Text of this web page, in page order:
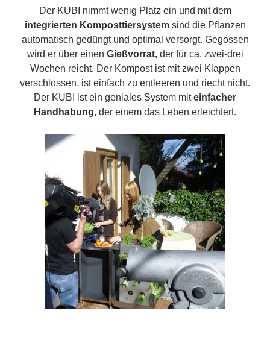
Der KUBI nimmt wenig Platz ein und mit dem
integrierten Komposttiersystemsind die Pflanzen
automatisch gedüngt und optimal versorgt. Gegossen
wird er über einen Gießvorrat, der für ca. zwei-drei
Wochen reicht. Der Kompost ist mit zwei Klappen
verschlossen, ist einfach zu entleeren und riecht nicht.
Der KUBI ist ein geniales System miteinfacher
Handhabung, der einem das Leben erleichtert.